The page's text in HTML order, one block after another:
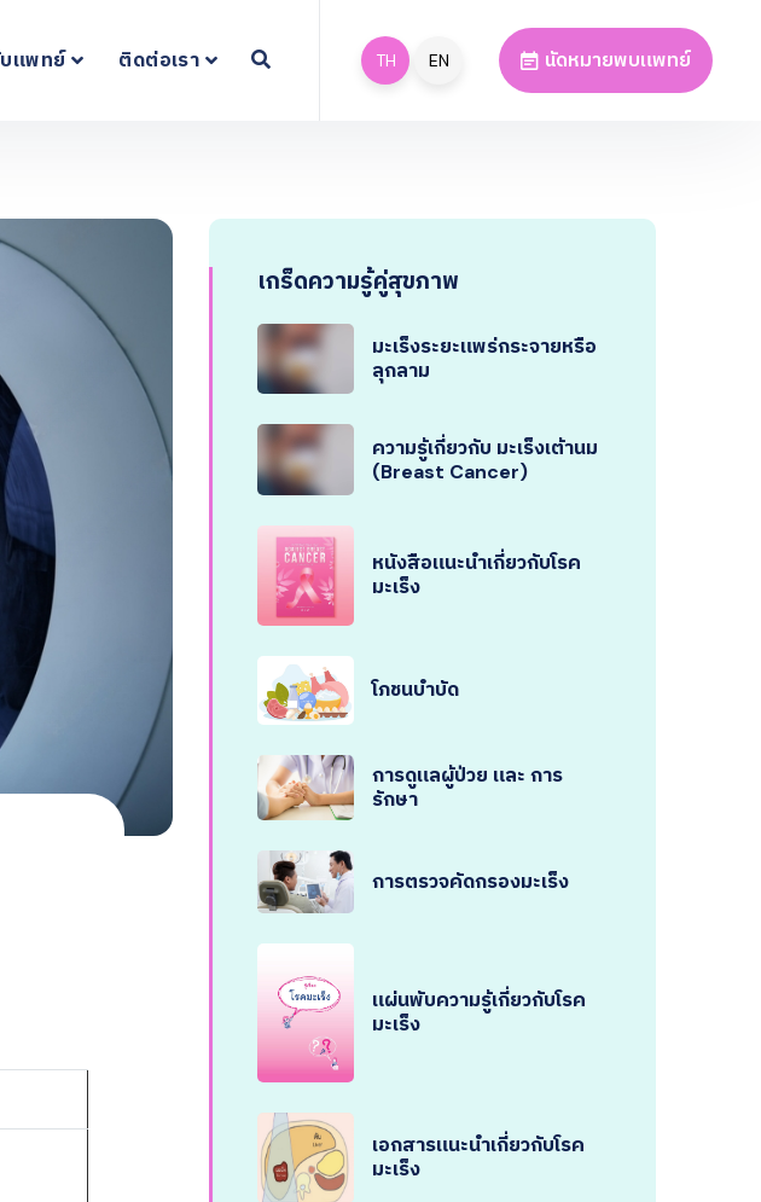
แพทย์ ติดต่อเรา TH EN นัดหมายพบแพทย์
เกร็ดความรู้คู่สุขภาพ
มะเร็งระยะแพร่กระจายหรือ
ลุกลาม
ความรู้เกี่ยวกับ มะเร็งเต้านม
(Breast Cancer)
หนังสือแนะนำเกี่ยวกับโรค
มะเร็ง
โภชนบำบัด
การดูแลผู้ป่วย และ การ
รักษา
การตรวจคัดกรองมะเร็ง
แผ่นพับความรู้เกี่ยวกับโรค
มะเร็ง
เอกสารแนะนำเกี่ยวกับโรค
มะเร็ง